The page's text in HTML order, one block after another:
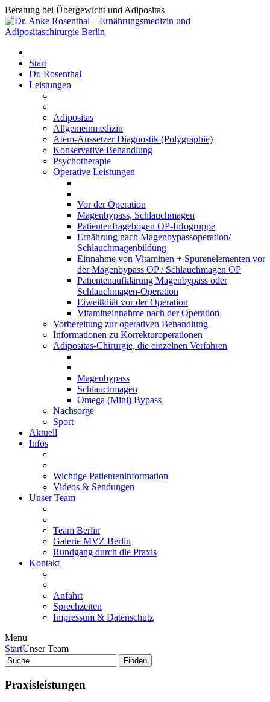
Beratung bei Übergewicht und Adipositas
Start
Dr. Rosenthal
Leistungen
Adipositas
Allgemeinmedizin
Atem-Aussetzer Diagnostik (Polygraphie)
Konservative Behandlung
Psychotherapie
Operative Leistungen
Vor der Operation
Magenbypass, Schlauchmagen
Patientenfragebogen OP-Infogruppe
Ernährung nach Magenbypassoperation/
Schlauchmagenbildung
Einnahme von Vitaminen + Spurenelementen vor
der Magenbypass OP / Schlauchmagen OP
Patientenaufklärung Magenbypass oder
Schlauchmagen-Operation
Eiweißdiät vor der Operation
Vitamineinnahme nach der Operation
Vorbereitung zur operativen Behandlung
Informationen zu Korrekturoperationen
Adipositas-Chirurgie, die einzelnen Verfahren
Magenbypass
Schlauchmagen
Omega (Mini) Bypass
Nachsorge
Sport
Aktuell
Infos
Wichtige Patienteninformation
Videos & Sendungen
Unser Team
Team Berlin
Galerie MVZ Berlin
Rundgang durch die Praxis
Kontakt
Anfahrt
Sprechzeiten
Impressum & Datenschutz
Menu
StartUnser Team
Praxisleistungen